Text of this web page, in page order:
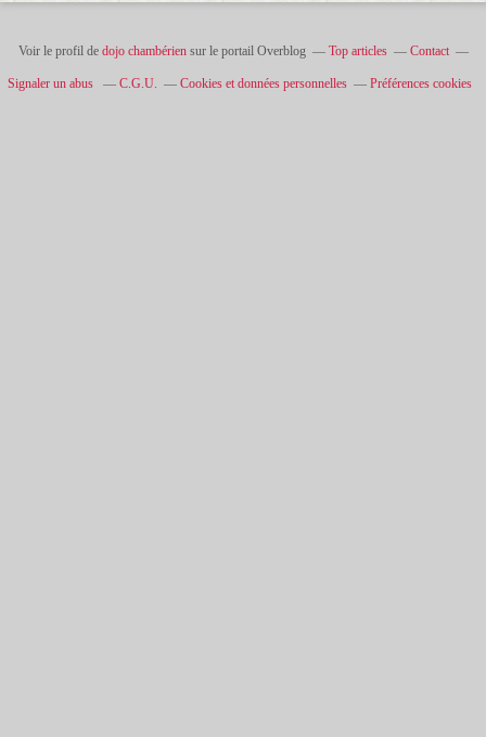
Voir le profil de dojo chambériensur le portail Overblog Top articles Contact
Signaler un abus C.G.U. Cookies et données personnelles Préférences cookies